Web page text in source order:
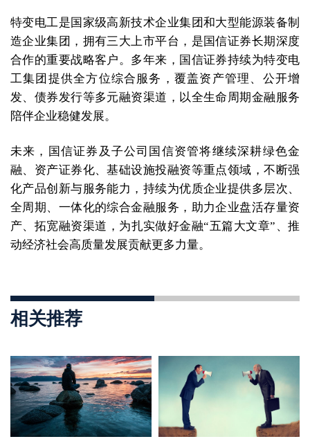
特变电工是国家级高新技术企业集团和大型能源装备制
造企业集团，拥有三大上市平台，是国信证券长期深度
合作的重要战略客户。多年来，国信证券持续为特变电
工集团提供全方位综合服务，覆盖资产管理、公开增
发、债券发行等多元融资渠道，以全生命周期金融服务
陪伴企业稳健发展。
未来，国信证券及子公司国信资管将继续深耕绿色金
融、资产证券化、基础设施投融资等重点领域，不断强
化产品创新与服务能力，持续为优质企业提供多层次、
全周期、一体化的综合金融服务，助力企业盘活存量资
产、拓宽融资渠道，为扎实做好金融“五篇大文章”、推
动经济社会高质量发展贡献更多力量。
相关推荐